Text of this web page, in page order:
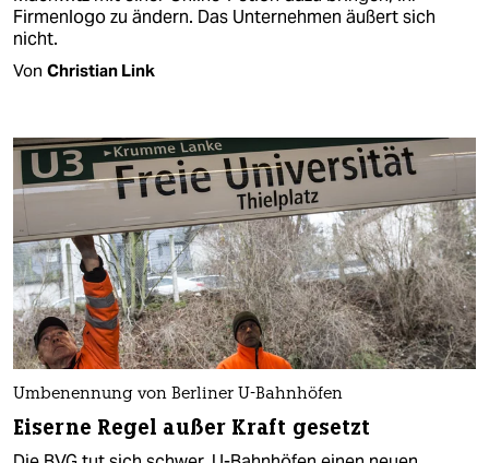
Firmenlogo zu ändern. Das Unternehmen äußert sich
nicht.
Von Christian Link
Umbenennung von Berliner U-Bahnhöfen
Eiserne Regel außer Kraft gesetzt